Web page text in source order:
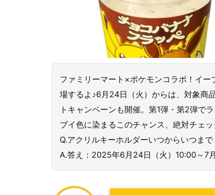
ファミリーマート×ポケモンコラボ！イー
場するよ♪6月24日（火）からは、対象商
トキャンペーンも開催。第1弾・第2弾で
ブイ色に染まるこのチャンス、絶対チェ
Q.アクリルキーホルダーいつからいつまで
A.答え：2025年6月24日（火）10:00～7